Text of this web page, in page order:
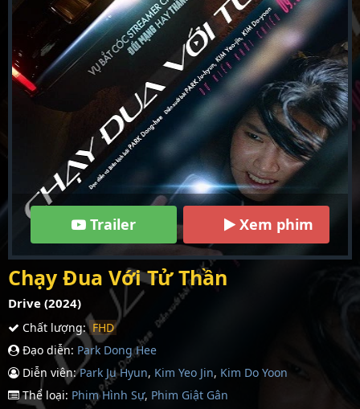
Trailer Xem phim
Chạy Đua Với Tử Thần
Drive (2024)
Chất lượng: FHD
Đạo diễn: Park Dong Hee
Diễn viên: Park Ju Hyun, Kim Yeo Jin, Kim Do Yoon
Thể loại: Phim Hình Sự, Phim Giật Gân